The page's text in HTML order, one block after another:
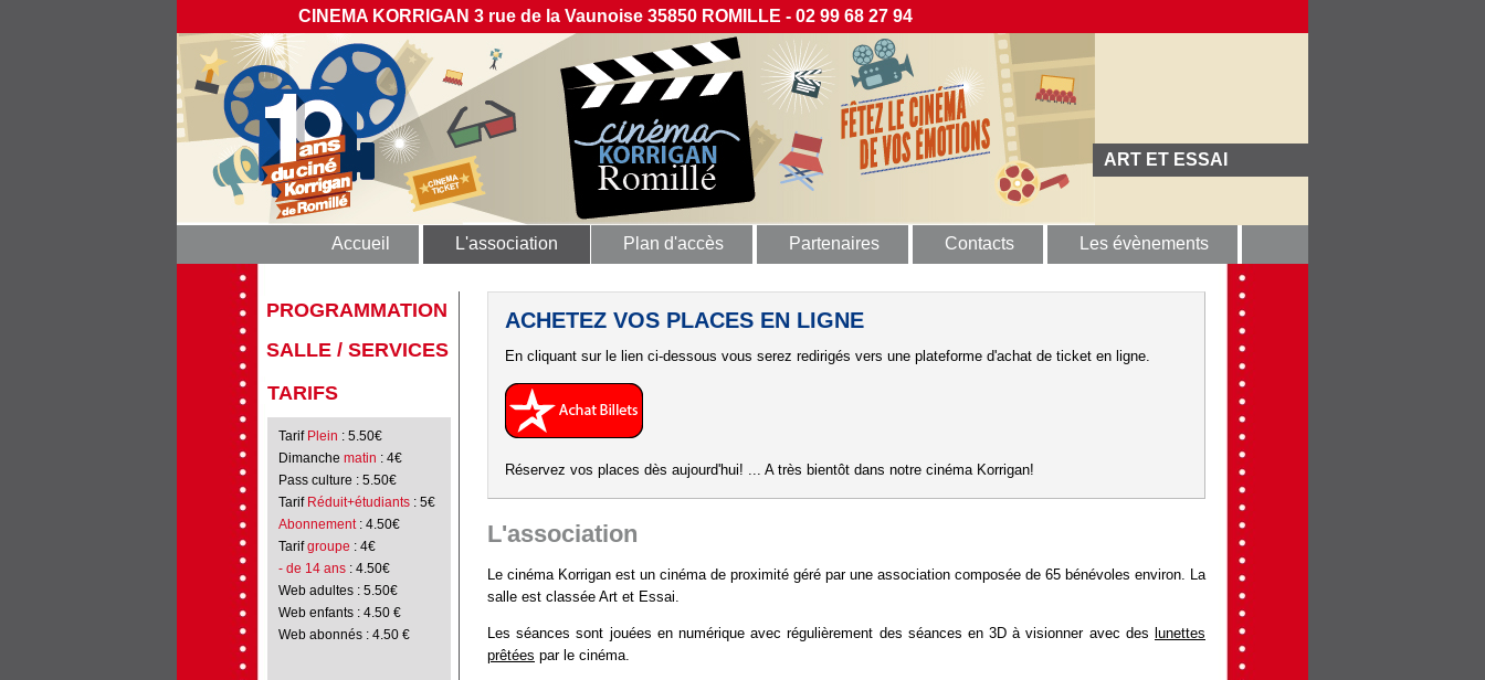
CINEMA KORRIGAN 3 rue de la Vaunoise 35850 ROMILLE - 02 99 68 27 94
ART ET ESSAI
Accueil L'association Plan d'accès Partenaires Contacts Les évènements
PROGRAMMATION
SALLE / SERVICES
TARIFS
Tarif Plein : 5.50€
Dimanche matin : 4€
Pass culture : 5.50€
Tarif Réduit+étudiants : 5€
Abonnement: 4.50€
Tarifgroupe : 4€
- de 14 ans: 4.50€
Web adultes : 5.50€
Web enfants : 4.50 €
Web abonnés : 4.50 €
ACHETEZ VOS PLACES EN LIGNE
En cliquant sur le lien ci-dessous vous serez redirigés vers une plateforme d'achat de ticket en ligne.
Réservez vos places dès aujourd'hui! ... A très bientôt dans notre cinéma Korrigan!
L'association
Le cinéma Korrigan est un cinéma de proximité géré par une association composée de 65 bénévoles environ. La
salle est classée Art et Essai.
Les séances sont jouées en numérique avec régulièrement des séances en 3D à visionner avec des lunettes
prêtées par le cinéma.